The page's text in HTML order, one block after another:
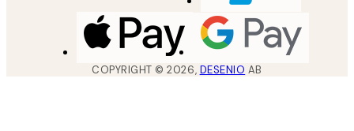
COPYRIGHT ©2026, DESENIO AB